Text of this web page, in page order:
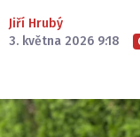
Jiří Hrubý
3. května 2026 9:18